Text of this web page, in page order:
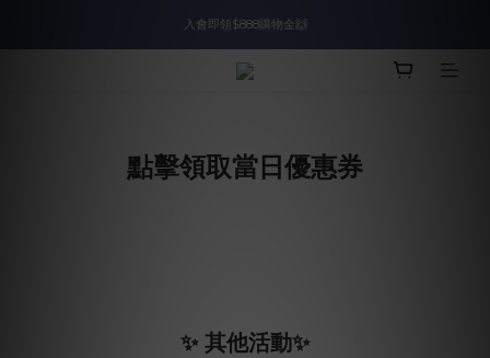
入會即領$888購物金🙌
入會即領$888購物金🙌
送爸好禮🎁$1588起
入會即領$888購物金🙌
點擊領取當日優惠券
✨ 其他活動✨